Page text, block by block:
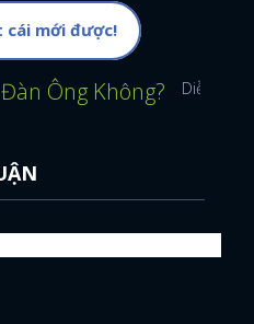
cái mới được!
Ông Không? Diễn viên